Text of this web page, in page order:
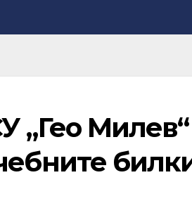
„Гео